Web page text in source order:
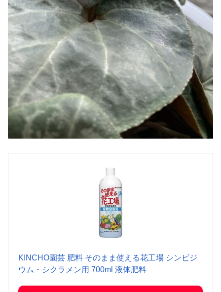
KINCHO園芸 肥料 そのまま使える花工場 シンビジ
ウム・シクラメン用 700ml 液体肥料